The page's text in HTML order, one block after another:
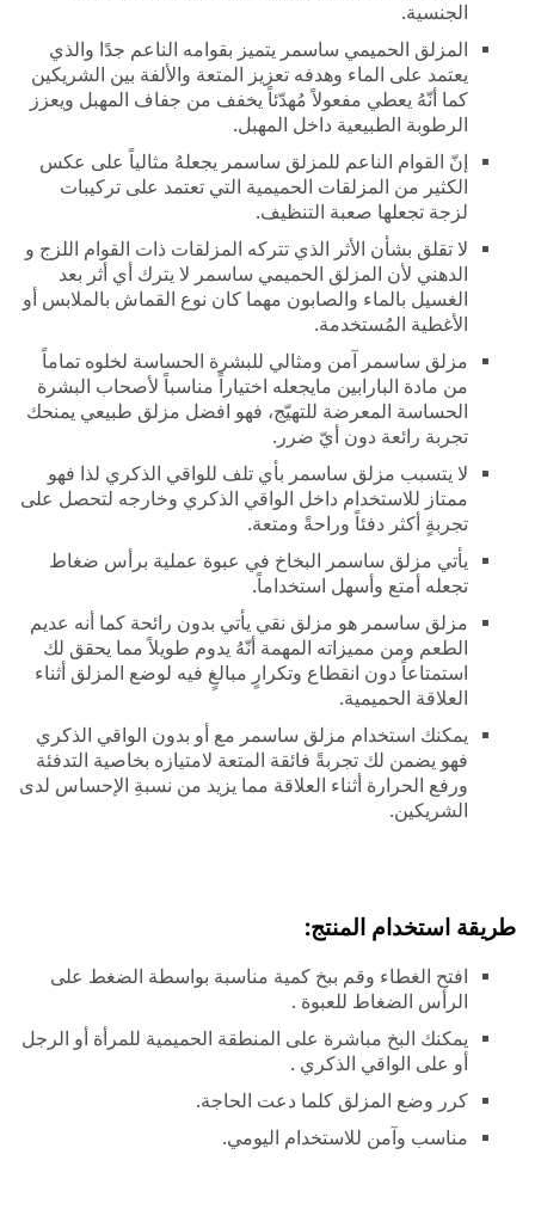
الجنسية.
المزلق الحميمي ساسمر يتميز بقوامه الناعم جدًا والذي
يعتمد على الماء وهدفه تعزيز المتعة والألفة بين الشريكين
كما أنّهُ يعطي مفعولاً مُهدّئاً يخفف من جفاف المهبل ويعزز
الرطوبة الطبيعية داخل المهبل.
إنّ القوام الناعم للمزلق ساسمر يجعلهُ مثالياً على عكس
الكثير من المزلقات الحميمية التي تعتمد على تركيبات
لزجة تجعلها صعبة التنظيف.
لا تقلق بشأن الأثر الذي تتركه المزلقات ذات القوام اللزج و
الدهني لأن المزلق الحميمي ساسمر لا يترك أي أثر بعد
الغسيل بالماء والصابون مهما كان نوع القماش بالملابس أو
الأغطية المُستخدمة.
مزلق ساسمر آمن ومثالي للبشرة الحساسة لخلوه تماماً
من مادة البارابين مايجعله اختياراً مناسباً لأصحاب البشرة
الحساسة المعرضة للتهيّج، فهو افضل مزلق طبيعي يمنحك
تجربة رائعة دون أيّ ضرر.
لا يتسبب مزلق ساسمر بأي تلف للواقي الذكري لذا فهو
ممتاز للاستخدام داخل الواقي الذكري وخارجه لتحصل على
تجربةٍ أكثر دفئاً وراحةً ومتعة.
يأتي مزلق ساسمر البخاخ في عبوة عملية برأس ضغاط
تجعله أمتع وأسهل استخداماً.
مزلق ساسمر هو مزلق نقي يأتي بدون رائحة كما أنه عديم
الطعم ومن مميزاته المهمة أنّهُ يدوم طويلاً مما يحقق لك
استمتاعاً دون انقطاع وتكرارٍ مبالغٍ فيه لوضع المزلق أثناء
العلاقة الحميمية.
يمكنك استخدام مزلق ساسمر مع أو بدون الواقي الذكري
فهو يضمن لك تجربةً فائقة المتعة لامتيازه بخاصية التدفئة
ورفع الحرارة أثناء العلاقة مما يزيد من نسبةِ الإحساس لدى
الشريكين.
طريقة استخدام المنتج:
افتح الغطاء وقم ببخ كمية مناسبة بواسطة الضغط على
الرأس الضغاط للعبوة .
يمكنك البخ مباشرة على المنطقة الحميمية للمرأة أو الرجل
أو على الواقي الذكري .
كرر وضع المزلق كلما دعت الحاجة.
مناسب وآمن للاستخدام اليومي.